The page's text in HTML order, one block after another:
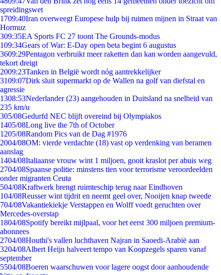
spreidingswet
1709:40Iran overweegt Europese hulp bij ruimen mijnen in Straat van
Hormuz
309:35EA Sports FC 27 toont The Grounds-modus
109:34Gears of War: E-Day open beta begint 6 augustus
3609:29Pentagon verbruikt meer raketten dan kan worden aangevuld,
tekort dreigt
2009:23Tanken in België wordt nóg aantrekkelijker
3109:07Dirk sluit supermarkt op de Wallen na golf van diefstal en
agressie
1308:53Nederlander (23) aangehouden in Duitsland na snelheid van
235 km/u
305/08Gedurfd NEC blijft overeind bij Olympiakos
1405/08Long live the 7th of October
1205/08Random Pics van de Dag #1976
2004/08OM: vierde verdachte (18) vast op verdenking van beramen
aanslag
1404/08Italiaanse vrouw wint 1 miljoen, gooit kraslot per abuis weg
2704/08Spaanse politie: minstens tien voor terrorisme veroordeelden
onder migranten Ceuta
504/08Kraftwerk brengt ruimteschip terug naar Eindhoven
104/08Reusser wint tijdrit en neemt geel over, Nooijen knap tweede
704/08Vakantiekiekje Verstappen en Wolff voedt geruchten over
Mercedes-overstap
1804/08Spotify bereikt mijlpaal, voor het eerst 300 miljoen premium-
abonnees
2704/08Houthi's vallen luchthaven Najran in Saoedi-Arabië aan
3204/08Albert Heijn halveert tempo van Koopzegels sparen vanaf
september
5504/08Boeren waarschuwen voor lagere oogst door aanhoudende